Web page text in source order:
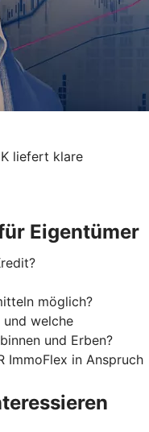
liefert klare
Eigentümer
möglich?
welche
und Erben?
ImmoFlex in Anspruch